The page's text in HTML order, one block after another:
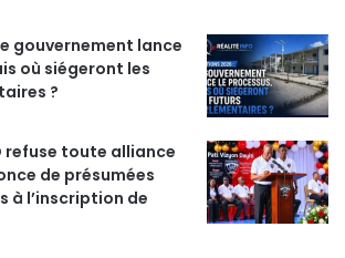
gouvernement lance
où siégeront les
?
refuse toute alliance
de présumées
à l’inscription de